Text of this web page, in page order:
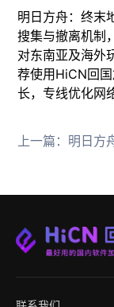
明日方舟：终末
搜集与撤离机制
对东南亚及海外
荐使用HiCN回
长，专线优化网
上一篇： 明日方舟终末地今日开服，海外玩国服延